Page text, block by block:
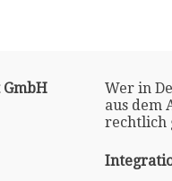
Wer in
aus dem
rechtlich